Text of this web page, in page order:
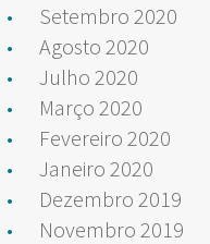
Setembro 2020
Agosto 2020
Julho 2020
Março 2020
Fevereiro 2020
Janeiro 2020
Dezembro 2019
Novembro 2019